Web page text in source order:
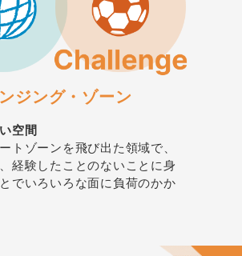
ジング・ゾーン
空間
トゾーンを飛び出た領域で、
経験したことのないことに身
でいろいろな面に負荷のかか